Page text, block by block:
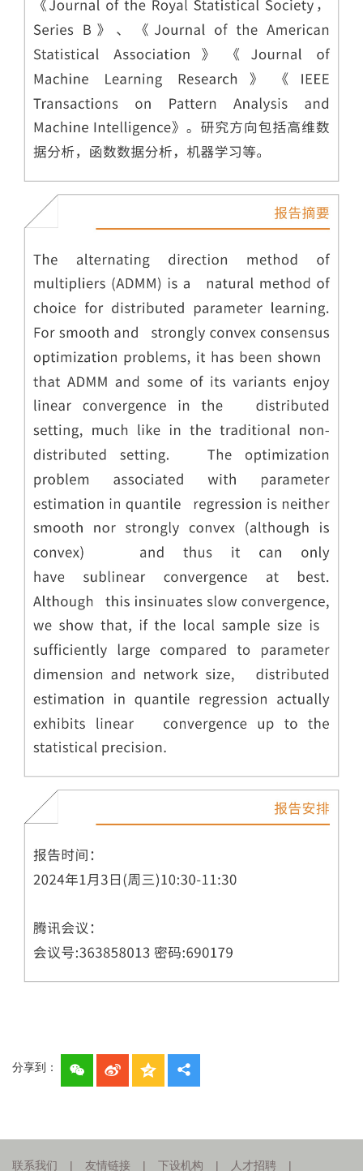
分享到：
联系我们 | 友情链接 | 下设机构 | 人才招聘 |